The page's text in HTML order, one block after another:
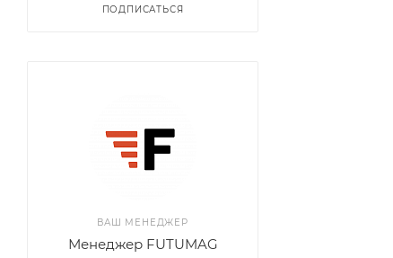
ПОДПИСАТЬСЯ
ВАШ МЕНЕДЖЕР
Менеджер FUTUMAG